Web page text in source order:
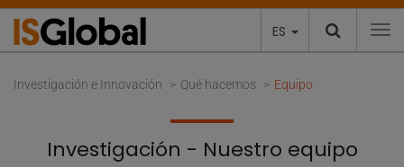
ES
Investigación e Innovación Qué hacemos Equipo
Investigación - Nuestro equipo